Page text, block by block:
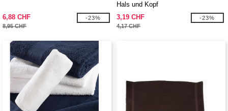
6,88 CHF
8,95 CHF
-23%
Hals und Kopf
3,19 CHF
4,17 CHF
-23%